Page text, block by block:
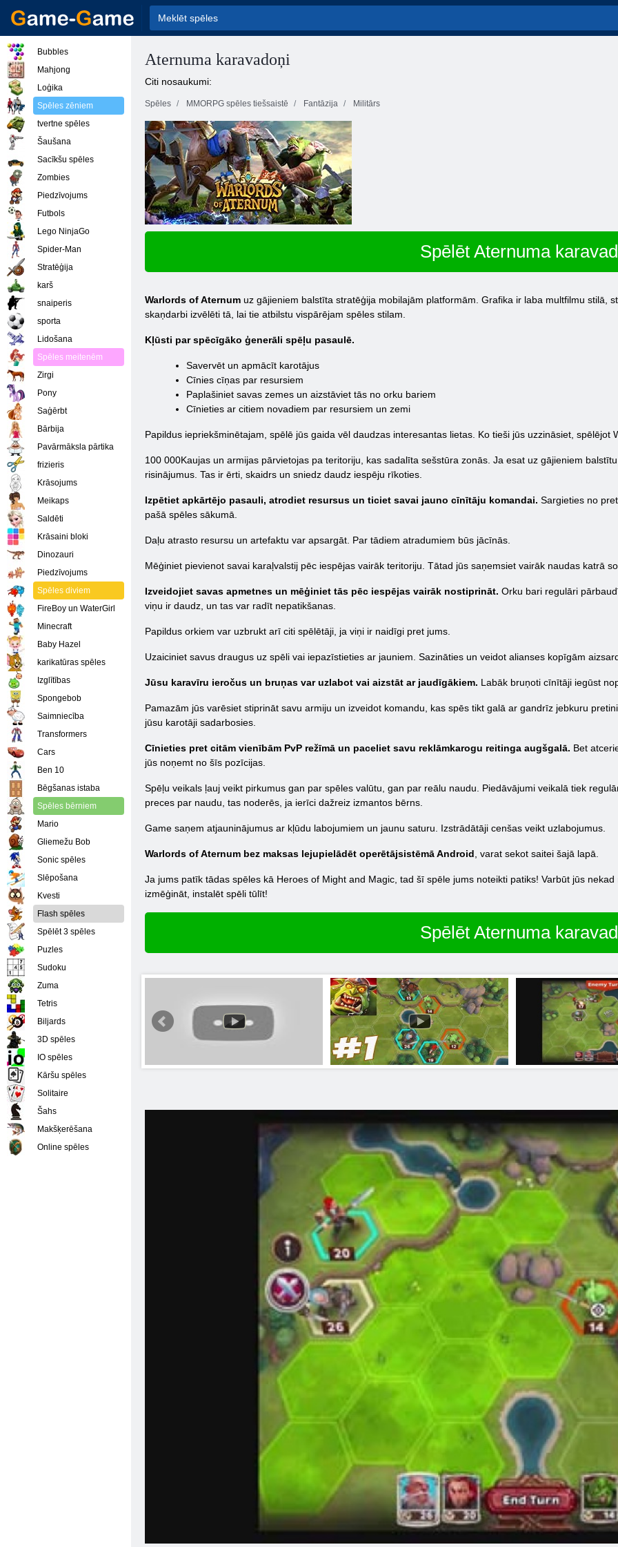
Aternuma karavadoņi
Citi nosaukumi:
Spēles MMORPG spēles tiešsaistē Fantāzija Militārs
Spēlēt Aternuma
Warlords of Aternum uz gājieniem balstīta stratēģija mobilajām platformām. Grafika ir laba multfilmu stilā,
skaņdarbi izvēlēti tā, lai tie atbilstu vispārējam spēles stilam.
Kļūsti par spēcīgāko ģenerāli spēļu pasaulē.
Savervēt un apmācīt karotājus
Cīnies cīņas par resursiem
Paplašiniet savas zemes un aizstāviet tās no orku bariem
Cīnieties ar citiem novadiem par resursiem un zemi
Papildus iepriekšminētajam, spēlē jūs gaida vēl daudzas interesantas lietas. Ko tieši jūs uzzināsiet, spēlējot
100 000Kaujas un armijas pārvietojas pa teritoriju, kas sadalīta sešstūra zonās. Ja esat uz gājieniem
risinājumus. Tas ir ērti, skaidrs un sniedz daudz iespēju rīkoties.
Izpētiet apkārtējo pasauli, atrodiet resursus un ticiet savai jauno cīnītāju komandai. Sargieties no
pašā spēles sākumā.
Daļu atrasto resursu un artefaktu var apsargāt. Par tādiem atradumiem būs jācīnās.
Mēģiniet pievienot savai karaļvalstij pēc iespējas vairāk teritoriju. Tātad jūs saņemsiet vairāk naudas katrā
Izveidojiet savas apmetnes un mēģiniet tās pēc iespējas vairāk nostiprināt. Orku bari regulāri
viņu ir daudz, un tas var radīt nepatikšanas.
Papildus orkiem var uzbrukt arī citi spēlētāji, ja viņi ir naidīgi pret jums.
Uzaiciniet savus draugus uz spēli vai iepazīstieties ar jauniem. Sazināties un veidot alianses kopīgām
Jūsu karavīru ieročus un bruņas var uzlabot vai aizstāt ar jaudīgākiem. Labāk bruņoti cīnītāji iegūst
Pamazām jūs varēsiet stiprināt savu armiju un izveidot komandu, kas spēs tikt galā ar gandrīz jebkuru
jūsu karotāji sadarbosies.
Cīnieties pret citām vienībām PvP režīmā un paceliet savu reklāmkarogu reitinga augšgalā. Bet
jūs noņemt no šīs pozīcijas.
Spēļu veikals ļauj veikt pirkumus gan par spēles valūtu, gan par reālu naudu. Piedāvājumi veikalā tiek
preces par naudu, tas noderēs, ja ierīci dažreiz izmantos bērns.
Game saņem atjauninājumus ar kļūdu labojumiem un jaunu saturu. Izstrādātāji cenšas veikt uzlabojumus.
Warlords of Aternum bez maksas lejupielādēt operētājsistēmā Android , varat sekot saitei šajā lapā.
Ja jums patīk tādas spēles kā Heroes of Might and Magic, tad šī spēle jums noteikti patiks! Varbūt jūs
izmēģināt, instalēt spēli tūlīt!
Spēlēt Aternuma
Bubbles
Mahjong
Loģika
Spēles zēniem
tvertne spēles
Šaušana
Sacīkšu spēles
Zombies
Piedzīvojums
Futbols
Lego NinjaGo
Spider-Man
Stratēģija
karš
snaiperis
sporta
Lidošana
Spēles meitenēm
Zirgi
Pony
Saģērbt
Bārbija
Pavārmāksla pārtika
frizieris
Krāsojums
Meikaps
Saldēti
Krāsaini bloki
Dinozauri
Piedzīvojums
Spēles diviem
FireBoy un WaterGirl
Minecraft
Baby Hazel
karikatūras spēles
Izglītības
Spongebob
Saimniecība
Transformers
Cars
Ben 10
Bēgšanas istaba
Spēles bērniem
Mario
Gliemežu Bob
Sonic spēles
Slēpošana
Kvesti
Flash spēles
Spēlēt 3 spēles
Puzles
Sudoku
Zuma
Tetris
Biljards
3D spēles
IO spēles
Kāršu spēles
Solitaire
Šahs
Makšķerēšana
Online spēles